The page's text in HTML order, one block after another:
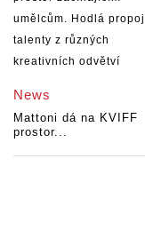
News
Mattoni dá na KVIFF
prostor...